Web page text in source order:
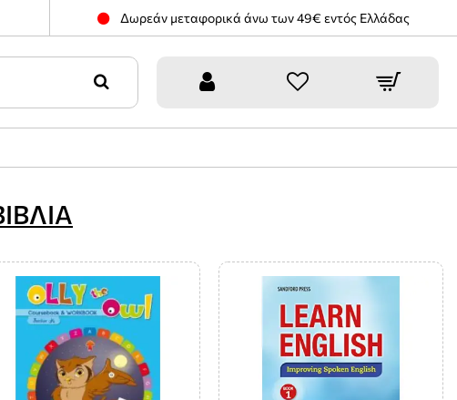
Δωρεάν μεταφορικά άνω των 49€ εντός Ελλάδας